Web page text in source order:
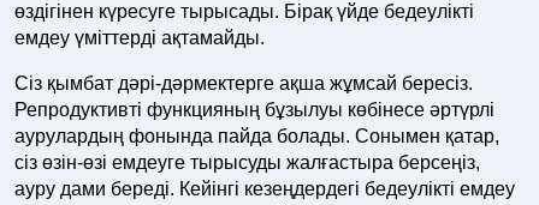
өздігінен күресуге тырысады. Бірақ үйде бедеулікті
емдеу үміттерді ақтамайды.
Сіз қымбат дәрі-дәрмектерге ақша жұмсай бересіз.
Репродуктивті функцияның бұзылуы көбінесе әртүрлі
аурулардың фонында пайда болады. Сонымен қатар,
сіз өзін-өзі емдеуге тырысуды жалғастыра берсеңіз,
ауру дами береді. Кейінгі кезеңдердегі бедеулікті емдеу